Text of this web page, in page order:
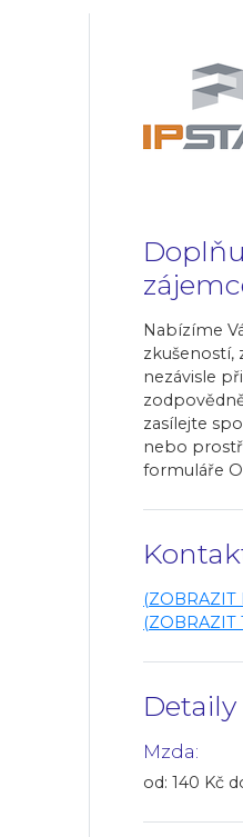
Nabízíme
zkušeností,
nezávisle
zasílejte
nebo
formuláře
(ZOBRAZIT
(ZOBRAZIT
Mzda:
od: 140 Kč